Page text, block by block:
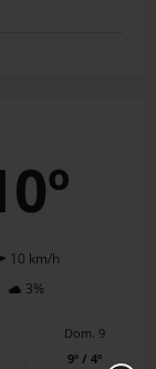
10 km/h
3%
Dom. 9
9º / 4º